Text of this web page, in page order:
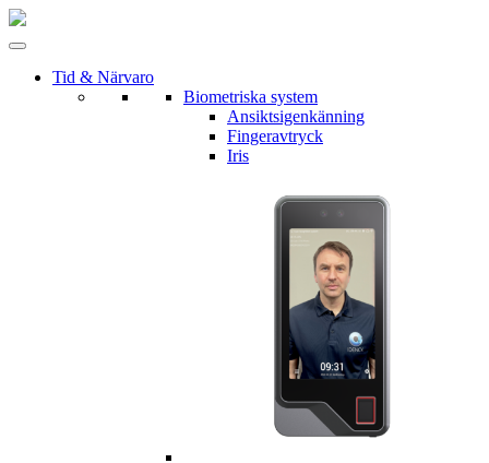
Tid & Närvaro
Biometriska system
Ansiktsigenkänning
Fingeravtryck
Iris